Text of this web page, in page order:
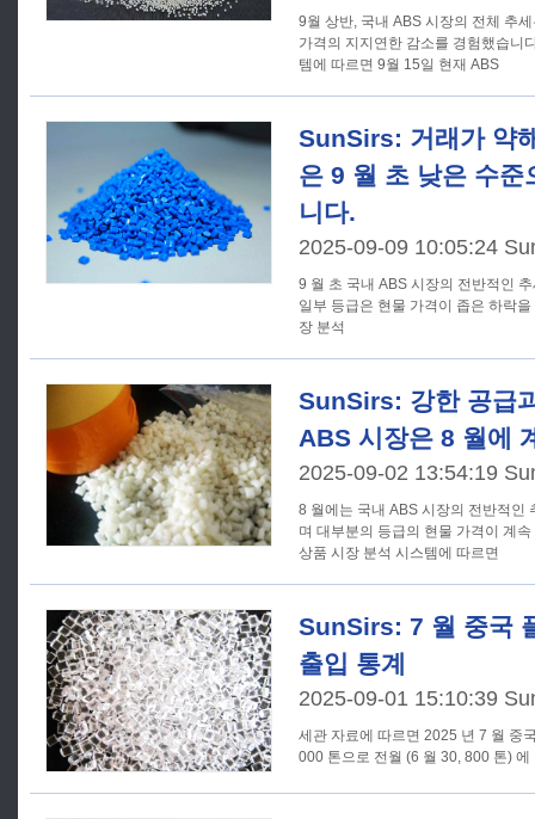
9월 상반, 국내 ABS 시장의 전체 추
가격의 지지연한 감소를 경험했습니
템에 따르면 9월 15일 현재 ABS
SunSirs: 거래가 약
은 9 월 초 낮은 수준
니다.
2025-09-09 10:05:24
9 월 초 국내 ABS 시장의 전반적인
일부 등급은 현물 가격이 좁은 하락
장 분석
SunSirs: 강한 공급
ABS 시장은 8 월에
2025-09-02 13:54:19
8 월에는 국내 ABS 시장의 전반적인
며 대부분의 등급의 현물 가격이 계
상품 시장 분석 시스템에 따르면
SunSirs: 7 월 중국
출입 통계
2025-09-01 15:10:39
세관 자료에 따르면 2025 년 7 월 중
000 톤으로 전월 (6 월 30, 800 톤) 에